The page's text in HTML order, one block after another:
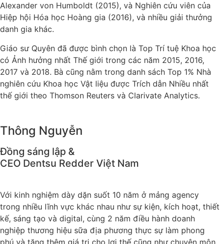
Alexander von Humboldt (2015), và Nghiên cứu viên của
Hiệp hội Hóa học Hoàng gia (2016), và nhiều giải thưởng
danh gia khác.
Giáo sư Quyên đã được bình chọn là Top Trí tuệ Khoa học
có Ảnh hưởng nhất Thế giới trong các năm 2015, 2016,
2017 và 2018. Bà cũng nằm trong danh sách Top 1% Nhà
nghiên cứu Khoa học Vật liệu được Trích dẫn Nhiều nhất
thế giới theo Thomson Reuters và Clarivate Analytics.
Thông Nguyễn
Đồng sáng lập &
CEO Dentsu Redder Việt Nam
Với kinh nghiệm dày dặn suốt 10 năm ở mảng agency
trong nhiều lĩnh vực khác nhau như sự kiện, kích hoạt, thiết
kế, sáng tạo và digital, cùng 2 năm điều hành doanh
nghiệp thương hiệu sữa địa phương thực sự làm phong